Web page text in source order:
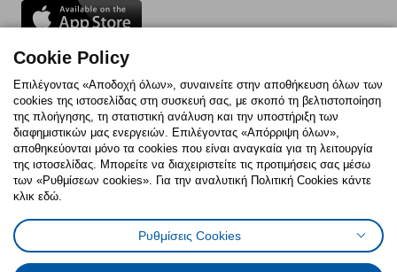
Follow us:
FacebookInstagram
TikTokYoutubePinterestTwitter
Πολιτική CookiesΔήλωση ψηφιακής προσβασιμότητας
Ρυθμίσεις cookiesΌροι Χρήσης
Γενική Πολιτική Προσωπικών Δεδομένων
Cookie Policy
Επιλέγοντας «Αποδοχή όλων», συναινείτε στην αποθήκευση όλων των
cookies της ιστοσελίδας στη συσκευή σας, με σκοπό τη βελτιστοποίηση
της πλοήγησης, τη στατιστική ανάλυση και την υποστήριξη των
διαφημιστικών μας ενεργειών. Επιλέγοντας «Απόρριψη όλων»,
αποθηκεύονται μόνο τα cookies που είναι αναγκαία για τη λειτουργία
της ιστοσελίδας. Μπορείτε να διαχειριστείτε τις προτιμήσεις σας μέσω
των «Ρυθμίσεων cookies». Για την αναλυτική Πολιτική Cookies κάντε
κλικ εδώ.
Ρυθμίσεις Cookies